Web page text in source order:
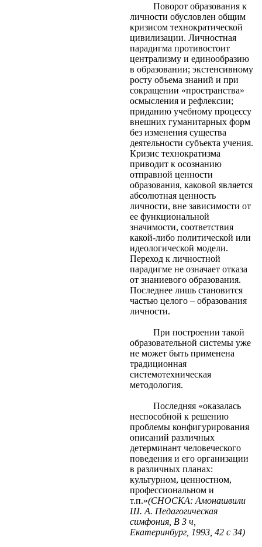
Поворот образования к
личности обусловлен общим
кризисом технократической
цивилизации. Личностная
парадигма противостоит
централизму и единообразию
в образовании; экстенсивному
росту объема знаний и при
сокращении «пространства»
осмысления и рефлексии;
приданию учебному процессу
внешних гуманитарных форм
без изменения существа
деятельности субъекта учения.
Кризис технократизма
приводит к осознанию
отправной ценности
образования, каковой является
абсолютная ценность
личности, вне зависимости от
ее функциональной
значимости, соответствия
какой-либо политической или
идеологической модели.
Переход к личностной
парадигме не означает отказа
от знаниевого образования.
Последнее лишь становится
частью целого – образования
личности.
При построении такой
образовательной системы уже
не может быть применена
традиционная
системотехническая
методология.
Последняя «оказалась
неспособной к решению
проблемы конфигурирования
описаний различных
детерминант человеческого
поведения и его организации
в различных планах:
культурном, ценностном,
профессиональном и
т.п.»(СНОСКА: Амонашвили
Ш. А. Педагогическая
симфония, В 3 ч,
Екатеринбург, 1993, 42 с 34)